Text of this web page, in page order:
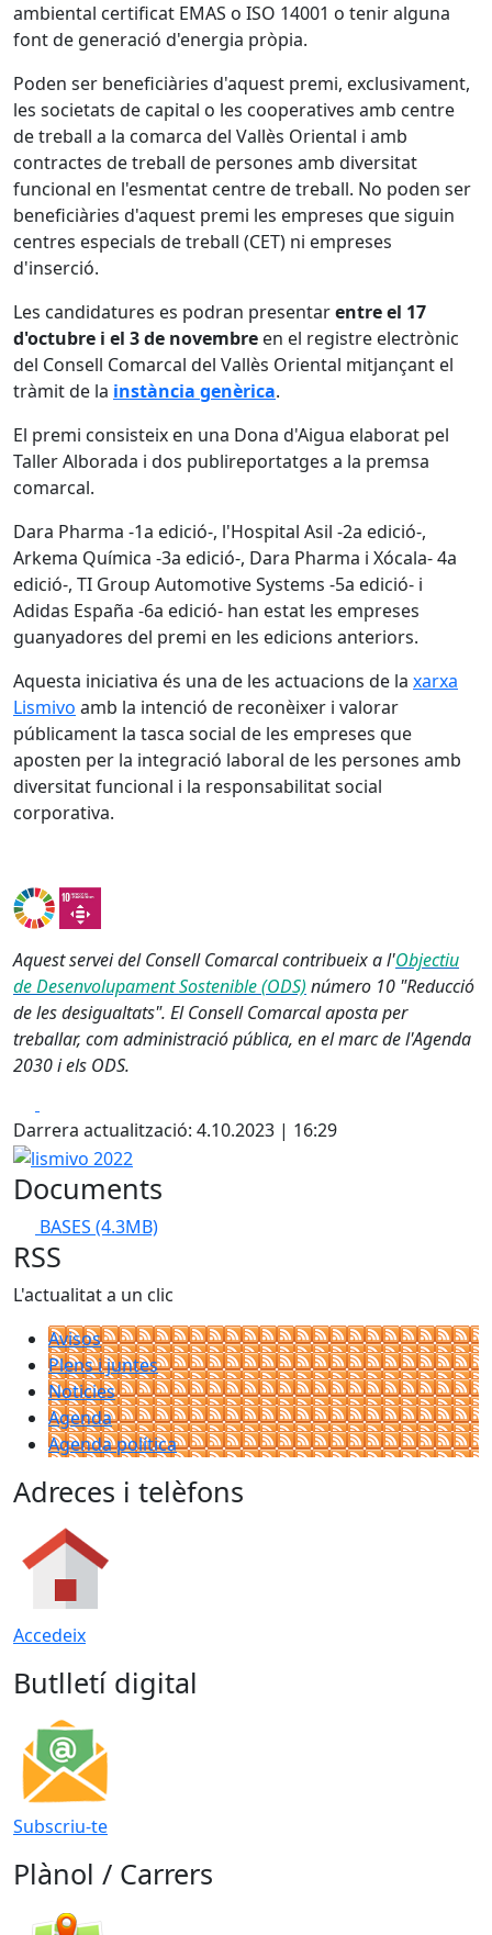
ambiental certificat EMAS o ISO 14001 o tenir alguna
font de generació d'energia pròpia.
Poden ser beneficiàries d'aquest premi, exclusivament,
les societats de capital o les cooperatives amb centre
de treball a la comarca del Vallès Oriental i amb
contractes de treball de persones amb diversitat
funcional en l'esmentat centre de treball. No poden ser
beneficiàries d'aquest premi les empreses que siguin
centres especials de treball (CET) ni empreses
d'inserció.
Les candidatures es podran presentarentre el 17
d'octubre i el 3 de novembre en el registre electrònic
del Consell Comarcal del Vallès Oriental mitjançant el
tràmit de la instància genèrica.
El premi consisteix en una Dona d'Aigua elaborat pel
Taller Alborada i dos publireportatges a la premsa
comarcal.
Dara Pharma -1a edició-, l'Hospital Asil -2a edició-,
Arkema Química -3a edició-, Dara Pharma i Xócala- 4a
edició-, TI Group Automotive Systems -5a edició- i
Adidas España -6a edició- han estat les empreses
guanyadores del premi en les edicions anteriors.
Aquesta iniciativa és una de les actuacions de la xarxa
Lismivo amb la intenció de reconèixer i valorar
públicament la tasca social de les empreses que
aposten per la integració laboral de les persones amb
diversitat funcional i la responsabilitat social
corporativa.
Aquest servei del Consell Comarcal contribueix a l'Objectiu
de Desenvolupament Sostenible (ODS) número 10 "Reducció
de les desigualtats". El Consell Comarcal aposta per
treballar, com administració pública, en el marc de l'Agenda
2030 i els ODS.
Darrera actualització: 4.10.2023 | 16:29
lismivo 2022
Documents
BASES (4.3MB)
RSS
L'actualitat a un clic
Avisos
Plens i juntes
Noticies
Agenda
Agenda política
Adreces i telèfons
Accedeix
Butlletí digital
Subscriu-te
Plànol / Carrers